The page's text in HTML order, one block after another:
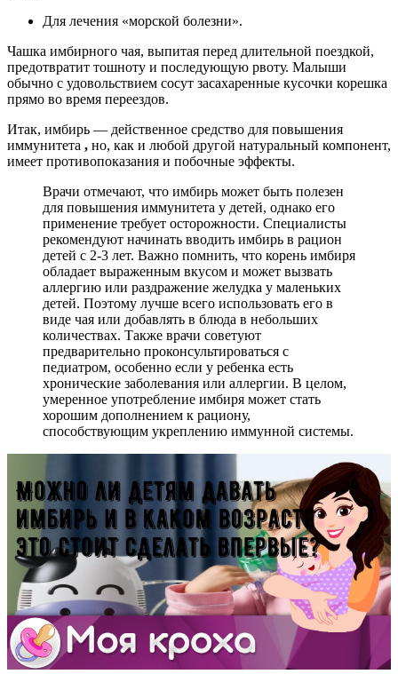
Для лечения «морской болезни».
Чашка имбирного чая, выпитая перед длительной поездкой,
предотвратит тошноту и последующую рвоту. Малыши
обычно с удовольствием сосут засахаренные кусочки корешка
прямо во время переездов.
Итак, имбирь — действенное средство для повышения
иммунитета , но, как и любой другой натуральный компонент,
имеет противопоказания и побочные эффекты.
Врачи отмечают, что имбирь может быть полезен
для повышения иммунитета у детей, однако его
применение требует осторожности. Специалисты
рекомендуют начинать вводить имбирь в рацион
детей с 2-3 лет. Важно помнить, что корень имбиря
обладает выраженным вкусом и может вызвать
аллергию или раздражение желудка у маленьких
детей. Поэтому лучше всего использовать его в
виде чая или добавлять в блюда в небольших
количествах. Также врачи советуют
предварительно проконсультироваться с
педиатром, особенно если у ребенка есть
хронические заболевания или аллергии. В целом,
умеренное употребление имбиря может стать
хорошим дополнением к рациону,
способствующим укреплению иммунной системы.